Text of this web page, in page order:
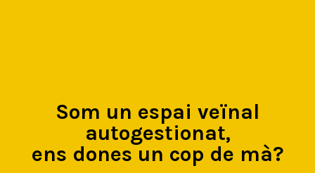
Som un espai veïnal
autogestionat,
ens dones un cop de mà?